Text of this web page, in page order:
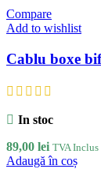
Compare
Add to wishlist
Cablu boxe
In stoc
89,00 lei TVA Inclus
Adaugă în coș